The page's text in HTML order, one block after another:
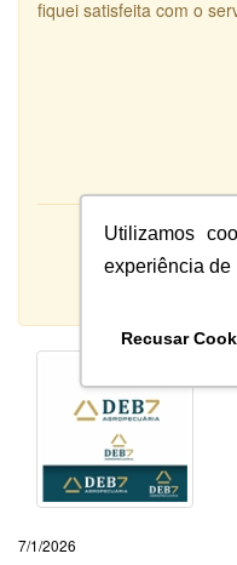
Utilizamos
experiência de
Recusar
fiquei satisfeita com o
7/1/2026